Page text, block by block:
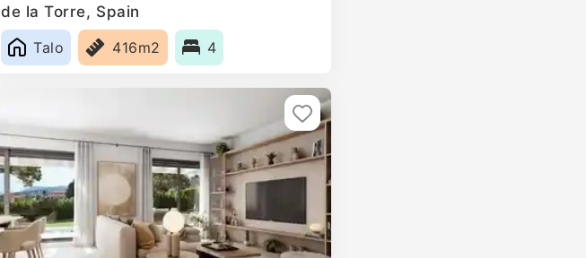
de la Torre, Spain
Talo
416m2 4